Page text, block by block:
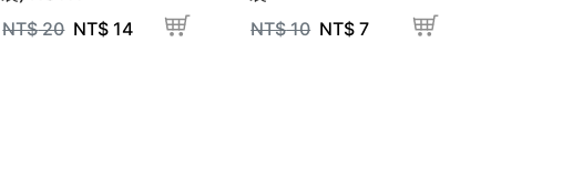
NT$20 NT$ 14
NT$10 NT$ 7